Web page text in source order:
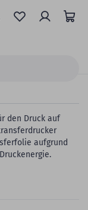
den Druck auf
aufgrund